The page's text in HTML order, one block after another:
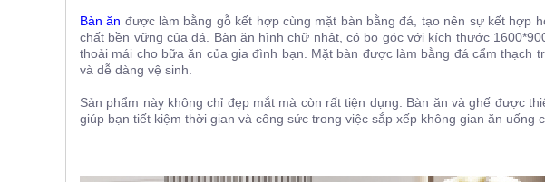
Bàn ăn được làm bằng gỗ kết hợp cùng mặt bàn bằng đá, tạo nên sự kết hợp
chất bền vững của đá. Bàn ăn hình chữ nhật, có bo góc với kích thước
thoải mái cho bữa ăn của gia đình bạn. Mặt bàn được làm bằng đá cẩm thạch
và dễ dàng vệ sinh.
Sản phẩm này không chỉ đẹp mắt mà còn rất tiện dụng. Bàn ăn và ghế được
giúp bạn tiết kiệm thời gian và công sức trong việc sắp xếp không gian ăn uống